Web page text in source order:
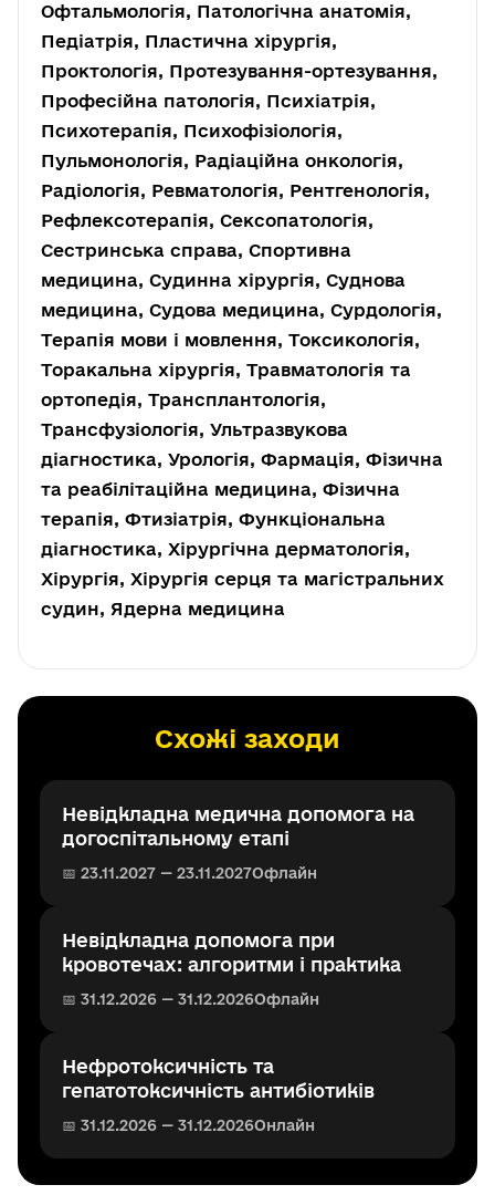
Офтальмологія, Патологічна анатомія,
Педіатрія, Пластична хірургія,
Проктологія, Протезування-ортезування,
Професійна патологія, Психіатрія,
Психотерапія, Психофізіологія,
Пульмонологія, Радіаційна онкологія,
Радіологія, Ревматологія, Рентгенологія,
Рефлексотерапія, Сексопатологія,
Сестринська справа, Спортивна
медицина, Судинна хірургія, Суднова
медицина, Судова медицина, Сурдологія,
Терапія мови і мовлення, Токсикологія,
Торакальна хірургія, Травматологія та
ортопедія, Трансплантологія,
Трансфузіологія, Ультразвукова
діагностика, Урологія, Фармація, Фізична
та реабілітаційна медицина, Фізична
терапія, Фтизіатрія, Функціональна
діагностика, Хірургічна дерматологія,
Хірургія, Хірургія серця та магістральних
судин, Ядерна медицина
Схожі заходи
Невідкладна медична допомога на
догоспітальному етапі
📅 23.11.2027 — 23.11.2027Офлайн
Невідкладна допомога при
кровотечах: алгоритми і практика
📅 31.12.2026 — 31.12.2026Офлайн
Нефротоксичність та
гепатотоксичність антибіотиків
📅 31.12.2026 — 31.12.2026Онлайн